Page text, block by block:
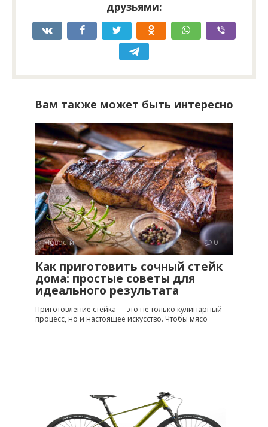
друзьями:
Вам также может быть интересно
Новости 0
Как приготовить сочный стейк
дома: простые советы для
идеального результата
Приготовление стейка — это не только кулинарный
процесс, но и настоящее искусство. Чтобы мясо